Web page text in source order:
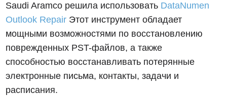
Saudi Aramco решила использовать DataNumen
Outlook Repair Этот инструмент обладает
мощными возможностями по восстановлению
поврежденных PST-файлов, а также
способностью восстанавливать потерянные
электронные письма, контакты, задачи и
расписания.